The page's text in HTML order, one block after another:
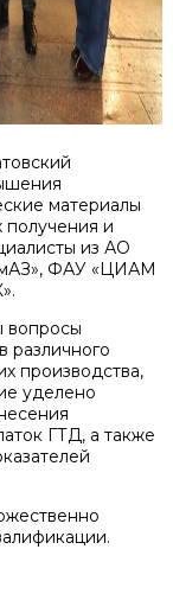
материалы
получения и
из АО
ФАУ «ЦИАМ
вопросы
различного
производства,
уделено
ГТД, а также